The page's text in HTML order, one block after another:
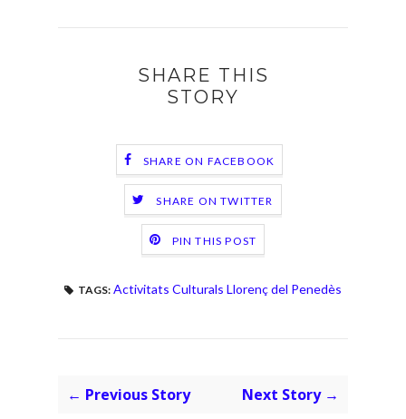
SHARE THIS
STORY
SHARE ON FACEBOOK
SHARE ON TWITTER
PIN THIS POST
TAGS: Activitats Culturals Llorenç del Penedès
← Previous Story Next Story →